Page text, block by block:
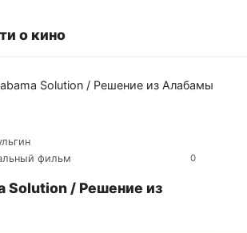
о кино
Solution / Решение из Алабамы
0
фильм
Solution / Решение из